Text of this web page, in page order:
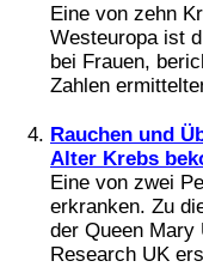
Eine von zehn
Westeuropa ist
bei Frauen,
Zahlen
Rauchen und
Alter Krebs
Eine von zwei
erkranken. Zu
der Queen Mary
Research UK